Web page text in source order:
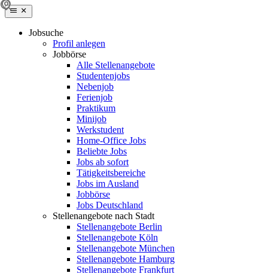
Jobsuche
Profil anlegen
Jobbörse
Alle Stellenangebote
Studentenjobs
Nebenjob
Ferienjob
Praktikum
Minijob
Werkstudent
Home-Office Jobs
Beliebte Jobs
Jobs ab sofort
Tätigkeitsbereiche
Jobs im Ausland
Jobbörse
Jobs Deutschland
Stellenangebote nach Stadt
Stellenangebote Berlin
Stellenangebote Köln
Stellenangebote München
Stellenangebote Hamburg
Stellenangebote Frankfurt